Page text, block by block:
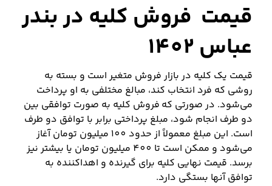
قیمت فروش کلیه در بندر
عباس 1402
قیمت یک کلیه در بازار فروش متغیر است و بسته به
روشی که فرد انتخاب کند، مبالغ مختلفی به او پرداخت
می‌شود. در صورتی که فروش کلیه به صورت توافقی بین
دو طرف انجام شود، مبلغ پرداختی برابر با توافق دو طرف
است. این مبلغ معمولاً از حدود 100 میلیون تومان آغاز
می‌شود و ممکن است تا 400 میلیون تومان یا بیشتر نیز
برسد. قیمت نهایی کلیه برای گیرنده و اهداکننده به
توافق آنها بستگی دارد.